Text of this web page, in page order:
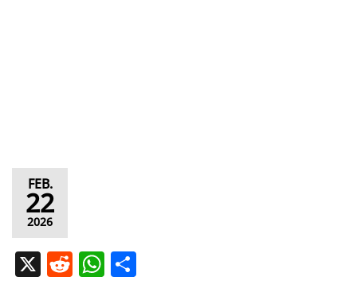
FEB.
22
2026
X R W